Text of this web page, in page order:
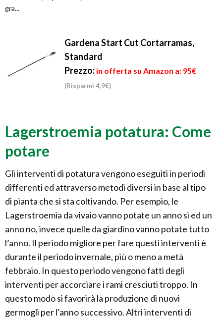
gra...
Gardena Start Cut Cortarramas,
Standard
Prezzo: in offerta su Amazon a: 95€
(Risparmi 4,9€)
Lagerstroemia potatura: Come
potare
Gli interventi di potatura vengono eseguiti in periodi
differenti ed attraverso metodi diversi in base al tipo
di pianta che si sta coltivando. Per esempio, le
Lagerstroemia da vivaio vanno potate un anno si ed un
anno no, invece quelle da giardino vanno potate tutto
l’anno. Il periodo migliore per fare questi interventi è
durante il periodo invernale, più o meno a metà
febbraio. In questo periodo vengono fatti degli
interventi per accorciare i rami cresciuti troppo. In
questo modo si favorirà la produzione di nuovi
germogli per l’anno successivo. Altri interventi di